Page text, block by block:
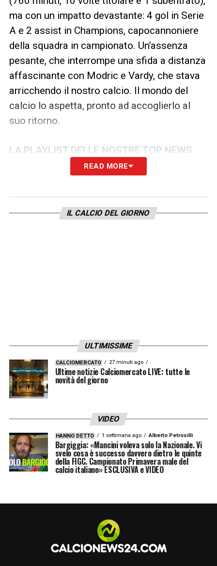
ma con un impatto devastante: 4 gol in Serie
A e 2 assist in Champions, capocannoniere
della squadra in campionato. Un’assenza
pesante, che interrompe una sfida a distanza
affascinante con Modric e Vardy, che stava
arricchendo il nostro calcio. Il mondo del
calcio lo aspetta, pronto ad accoglierlo al
suo ritorno.
LA PLAYLIST DELLE NOSTRE TOP NEWS
READ MORE
IL CALCIO DEL GIORNO
ULTIMISSIME
CALCIOMERCATO 27 minuti ago
Ultime notizie Calciomercato LIVE: tutte le
novità del giorno
VIDEO
HANNO DETTO 1 settimana ago Alberto Petrosilli
Bargiggia: «Mancini voleva solo la Nazionale. Vi
svelo cosa è successo davvero dietro le quinte
della FIGC. Campionato Primavera male del
calcio italiano» ESCLUSIVA e VIDEO